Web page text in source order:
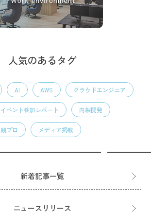
人気のあるタグ
AI AWS クラウドエンジニア
イベント参加レポート 内製開発
競プロ メディア掲載
新着記事一覧
ニュースリリース